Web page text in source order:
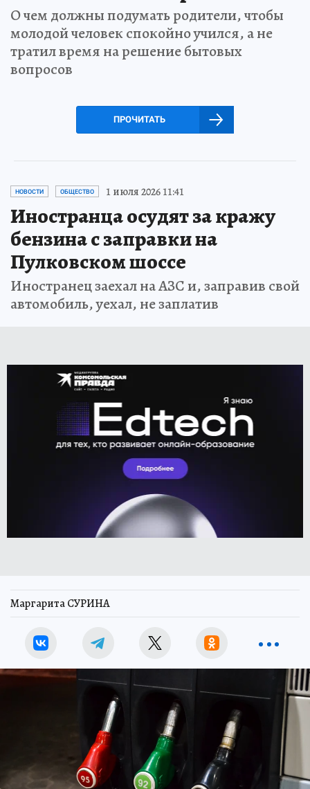
О чем должны подумать родители, чтобы
молодой человек спокойно учился, а не
тратил время на решение бытовых
вопросов
ПРОЧИТАТЬ
НОВОСТИ ОБЩЕСТВО 1 июля 2026 11:41
Иностранца осудят за кражу
бензина с заправки на
Пулковском шоссе
Иностранец заехал на АЗС и, заправив свой
автомобиль, уехал, не заплатив
Маргарита СУРИНА